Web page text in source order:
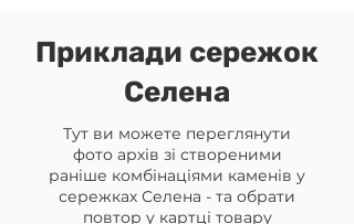
Приклади сережок
Селена
Тут ви можете переглянути
фото архів зі створеними
раніше комбінаціями каменів у
сережках Селена - та обрати
повтор у картці товару